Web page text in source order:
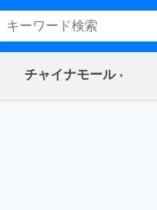
チャイナモール(current)